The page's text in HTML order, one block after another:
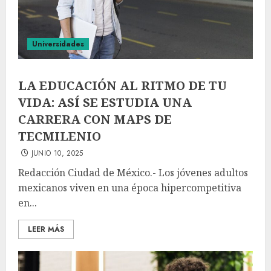
Universidades
LA EDUCACIÓN AL RITMO DE TU
VIDA: ASÍ SE ESTUDIA UNA
CARRERA CON MAPS DE
TECMILENIO
JUNIO 10, 2025
Redacción Ciudad de México.- Los jóvenes adultos
mexicanos viven en una época hipercompetitiva
en...
LEER MÁS